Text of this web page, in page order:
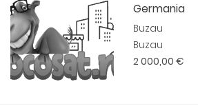
Germania
Buzau
Buzau
2 000,00 €